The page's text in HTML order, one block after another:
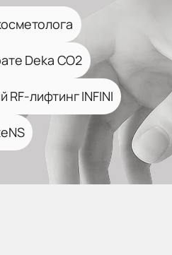
Deka CO2
RF-лифтинг INFINI